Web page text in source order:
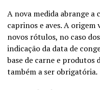
A nova medida abrange a
caprinos e aves. A
novos rótulos, no caso
indicação da data de
base de carne e produtos
também a ser obrigatória.